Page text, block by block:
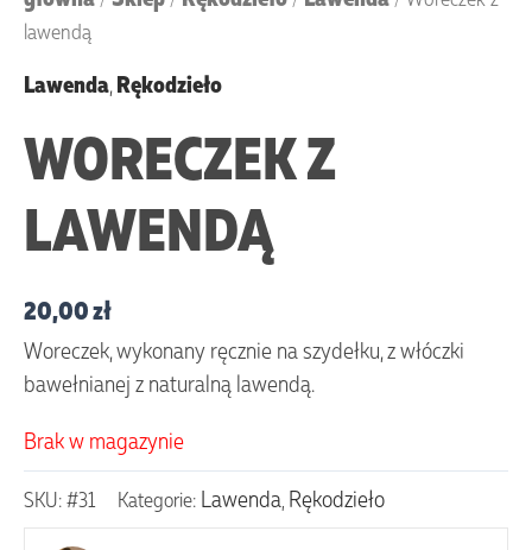
lawendą
Lawenda, Rękodzieło
WORECZEK Z
LAWENDĄ
20,00zł
Woreczek, wykonany ręcznie na szydełku, z włóczki
bawełnianej z naturalną lawendą.
Brak w magazynie
SKU:#31 Kategorie: Lawenda Rękodzieło